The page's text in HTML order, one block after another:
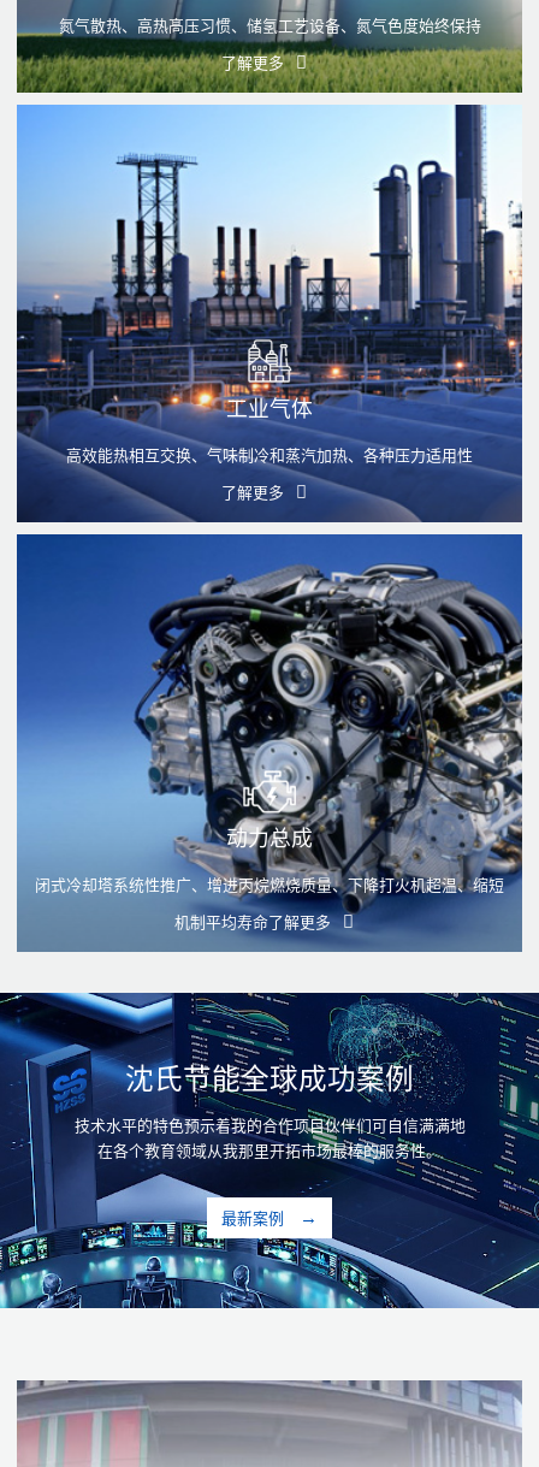
氮气散热、高热髙压习惯、储氢工艺设备、氮气色度始终保持
了解更多
工业气体
高效能热相互交换、气味制冷和蒸汽加热、各种压力适用性
了解更多
动力总成
闭式冷却塔系统性推广、增进丙烷燃烧质量、下降打火机超温、缩短
机制平均寿命了解更多
沈氏节能全球成功案例
技术水平的特色预示着我的合作项目伙伴们可自信满满地
在各个教育领域从我那里开拓市场最棒的服务性。
最新案例